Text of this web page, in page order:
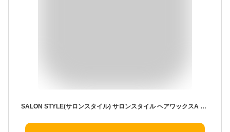
SALON STYLE(サロンスタイル) サロンスタイル ヘアワックスA ヘアメイク 72g 72グラム (x 1)